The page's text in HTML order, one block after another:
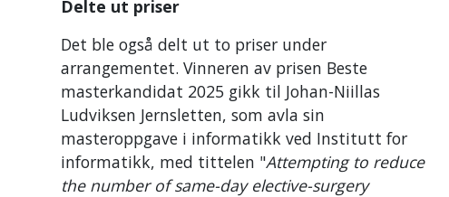
Delte ut priser
Det ble også delt ut to priser under
arrangementet. Vinneren av prisen Beste
masterkandidat 2025 gikk til Johan-Niillas
Ludviksen Jernsletten, som avla sin
masteroppgave i informatikk ved Institutt for
informatikk, med tittelen "Attempting to reduce
the number of same-day elective-surgery